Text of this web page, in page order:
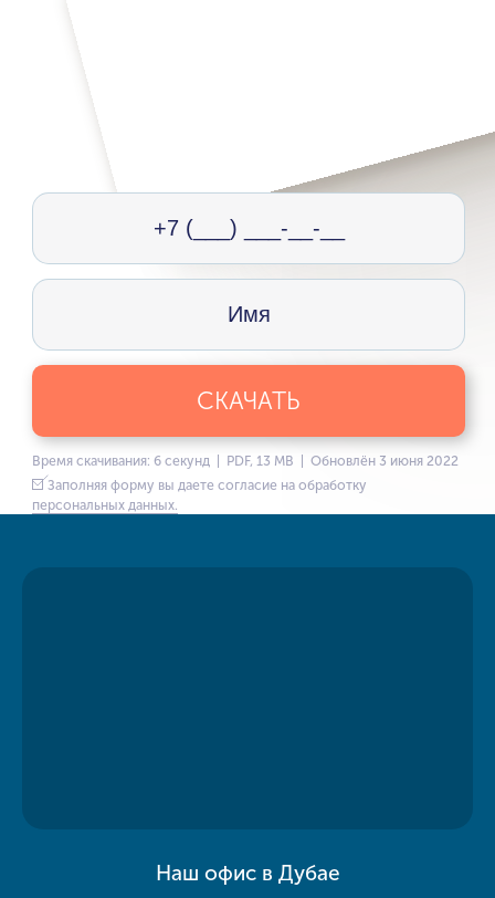
СКАЧАТЬ
Время скачивания: 6 секунд | PDF, 13 MB | Обновлён 3 июня 2022
Заполняя форму вы даете согласие на обработку
персональных данных.
Наш офис в Дубае